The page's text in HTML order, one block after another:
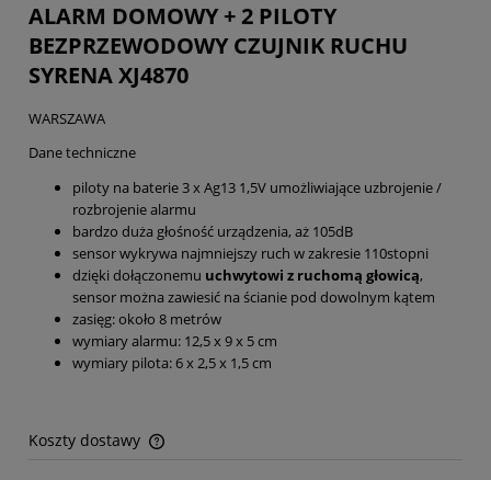
ALARM DOMOWY + 2 PILOTY
BEZPRZEWODOWY CZUJNIK RUCHU
SYRENA XJ4870
WARSZAWA
Dane techniczne
piloty na baterie 3 x Ag13 1,5V umożliwiające uzbrojenie /
rozbrojenie alarmu
bardzo duża głośność urządzenia, aż 105dB
sensor wykrywa najmniejszy ruch w zakresie 110stopni
dzięki dołączonemu uchwytowi z ruchomą głowicą,
sensor można zawiesić na ścianie pod dowolnym kątem
zasięg: około 8 metrów
wymiary alarmu: 12,5 x 9 x 5 cm
wymiary pilota: 6 x 2,5 x 1,5 cm
Koszty dostawy
Cena nie zawiera ewentualnych kosztów płatności